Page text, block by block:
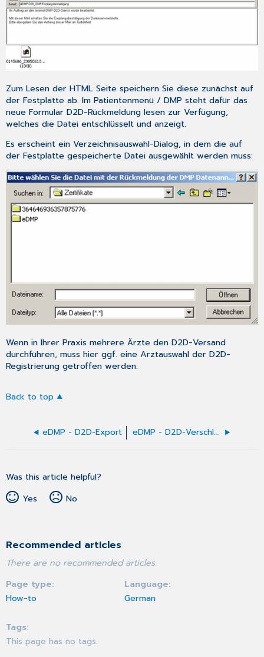
Zum Lesen der HTML Seite speichern Sie diese zunächst auf
der Festplatte ab. ImPatientenmenü /DMP steht dafür das
neue FormularD2D-Rückmeldung lesen zur Verfügung,
welches die Datei entschlüsselt und anzeigt.
Es erscheint ein Verzeichnisauswahl-Dialog, in dem die auf
der Festplatte gespeicherte Datei ausgewählt werden muss:
Wenn in Ihrer Praxis mehrere Ärzte den D2D-Versand
durchführen, muss hier ggf. eine Arztauswahl der D2D-
Registrierung getroffen werden.
Back to top
eDMP - D2D-Export eDMP - D2D-Verschlüsselungsfehlern
Was this article helpful?
Yes
No
Recommended articles
There are no recommended articles.
Page type
How-to
Language
German
Tags
This page has no tags.